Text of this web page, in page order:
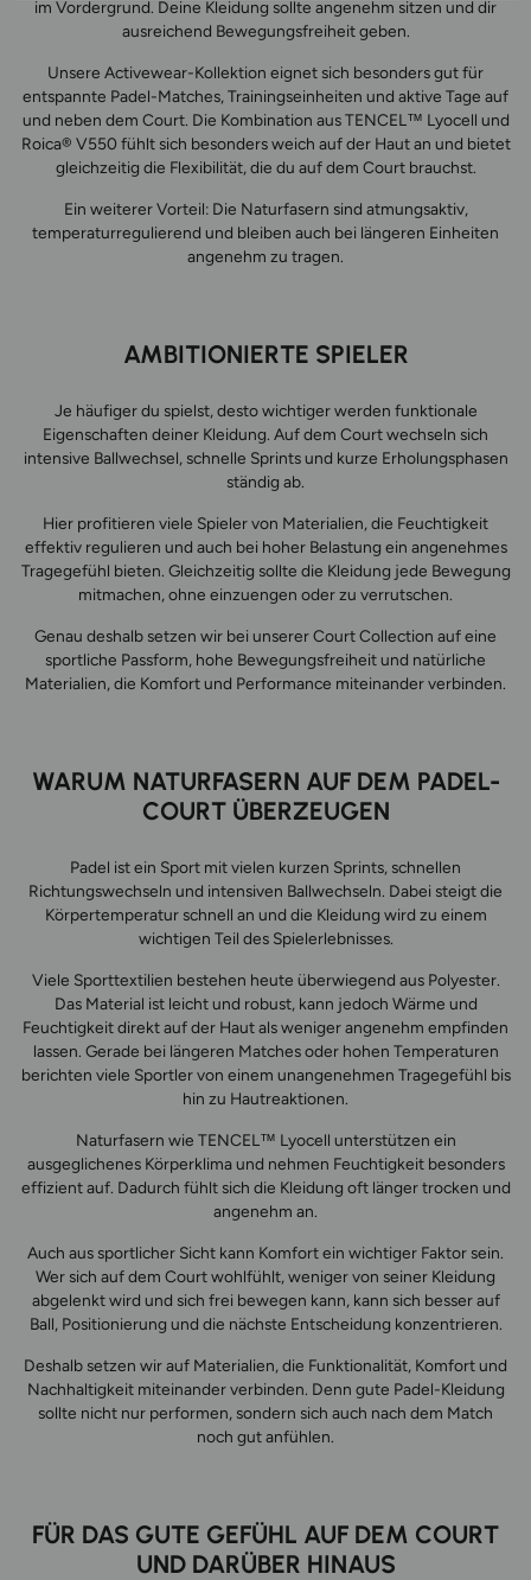
im Vordergrund. Deine Kleidung sollte angenehm sitzen und dir
ausreichend Bewegungsfreiheit geben.
Unsere Activewear-Kollektion eignet sich besonders gut für
entspannte Padel-Matches, Trainingseinheiten und aktive Tage auf
und neben dem Court. Die Kombination aus TENCEL™ Lyocell und
Roica® V550 fühlt sich besonders weich auf der Haut an und bietet
gleichzeitig die Flexibilität, die du auf dem Court brauchst.
Ein weiterer Vorteil: Die Naturfasern sind atmungsaktiv,
temperaturregulierend und bleiben auch bei längeren Einheiten
angenehm zu tragen.
AMBITIONIERTE SPIELER
Je häufiger du spielst, desto wichtiger werden funktionale
Eigenschaften deiner Kleidung. Auf dem Court wechseln sich
intensive Ballwechsel, schnelle Sprints und kurze Erholungsphasen
ständig ab.
Hier profitieren viele Spieler von Materialien, die Feuchtigkeit
effektiv regulieren und auch bei hoher Belastung ein angenehmes
Tragegefühl bieten. Gleichzeitig sollte die Kleidung jede Bewegung
mitmachen, ohne einzuengen oder zu verrutschen.
Genau deshalb setzen wir bei unserer Court Collection auf eine
sportliche Passform, hohe Bewegungsfreiheit und natürliche
Materialien, die Komfort und Performance miteinander verbinden.
WARUM NATURFASERN AUF DEM PADEL-
COURT ÜBERZEUGEN
Padel ist ein Sport mit vielen kurzen Sprints, schnellen
Richtungswechseln und intensiven Ballwechseln. Dabei steigt die
Körpertemperatur schnell an und die Kleidung wird zu einem
wichtigen Teil des Spielerlebnisses.
Viele Sporttextilien bestehen heute überwiegend aus Polyester.
Das Material ist leicht und robust, kann jedoch Wärme und
Feuchtigkeit direkt auf der Haut als weniger angenehm empfinden
lassen. Gerade bei längeren Matches oder hohen Temperaturen
berichten viele Sportler von einem unangenehmen Tragegefühl bis
hin zu Hautreaktionen.
Naturfasern wie TENCEL™ Lyocell unterstützen ein
ausgeglichenes Körperklima und nehmen Feuchtigkeit besonders
effizient auf. Dadurch fühlt sich die Kleidung oft länger trocken und
angenehm an.
Auch aus sportlicher Sicht kann Komfort ein wichtiger Faktor sein.
Wer sich auf dem Court wohlfühlt, weniger von seiner Kleidung
abgelenkt wird und sich frei bewegen kann, kann sich besser auf
Ball, Positionierung und die nächste Entscheidung konzentrieren.
Deshalb setzen wir auf Materialien, die Funktionalität, Komfort und
Nachhaltigkeit miteinander verbinden. Denn gute Padel-Kleidung
sollte nicht nur performen, sondern sich auch nach dem Match
noch gut anfühlen.
FÜR DAS GUTE GEFÜHL AUF DEM COURT
UND DARÜBER HINAUS